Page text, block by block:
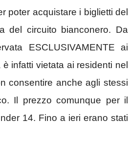
poter acquistare i biglietti del
del circuito bianconero. Da
ESCLUSIVAMENTE ai
infatti vietata ai residenti nel
consentire anche agli stessi
Il prezzo comunque per il
14. Fino a ieri erano stati